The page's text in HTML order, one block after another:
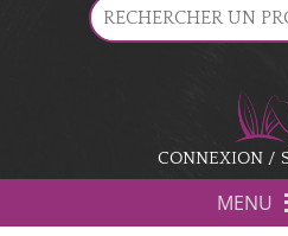
CONNEXION /
MENU